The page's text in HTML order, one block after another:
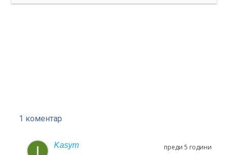
1 коментар
Kasym преди 5 години